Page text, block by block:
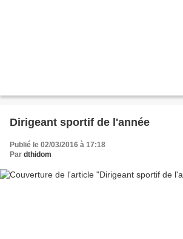
Dirigeant sportif de l'année
Publié le 02/03/2016 à 17:18
Par dthidom